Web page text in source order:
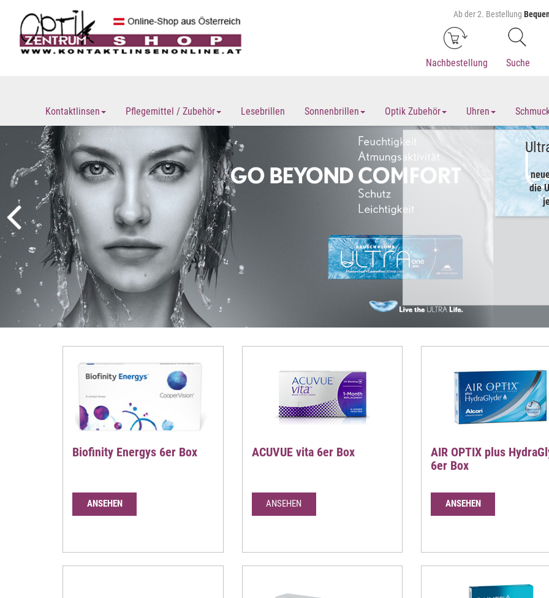
Ab der 2. Bestellung
Nachbestellung Suche
Kontaktlinsen Pflegemittel / Zubehör Lesebrillen Sonnenbrillen Optik Zubehör Uhren
die
Biofinity Energys 6er Box
ANSEHEN
ACUVUE vita 6er Box
ANSEHEN
AIR OPTIX plus
6er Box
ANSEHEN